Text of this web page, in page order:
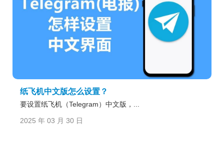
纸飞机中文版怎么设置？
要设置纸飞机（Telegram）中文版，...
2025 年 03 月 30 日